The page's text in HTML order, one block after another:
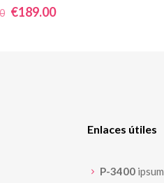
El
€189.00El
Enlaces útiles
P-3400 ipsum